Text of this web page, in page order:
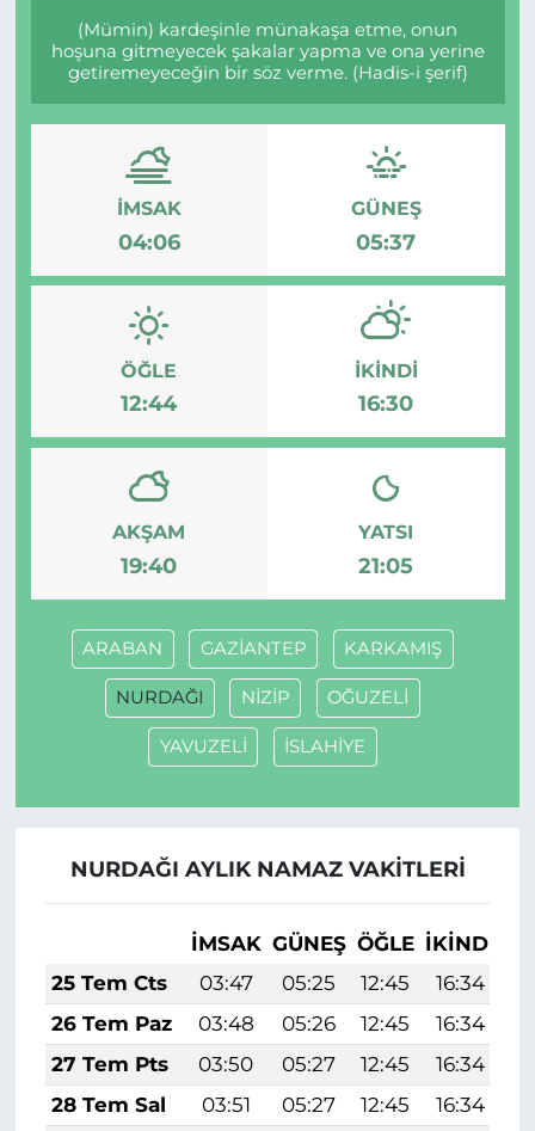
(Mümin) kardeşinle münakaşa etme, onun
hoşuna gitmeyecek şakalar yapma ve ona yerine
getiremeyeceğin bir söz verme. (Hadis-i şerif)
İMSAK
04:06
GÜNEŞ
05:37
ÖĞLE
12:44
İKINDI
16:30
AKŞAM
19:40
YATSI
21:05
ARABAN GAZİANTEP KARKAMIŞ
NURDAĞI NİZİP OĞUZELİ
YAVUZELİ İSLAHİYE
NURDAĞI AYLIK NAMAZ VAKITLERI
İMSAK GÜNEŞ ÖĞLE İKINDI
25 Tem Cts
03:47 05:25 12:45 16:34
26 Tem Paz
03:48 05:26 12:45 16:34
27 Tem Pts
03:50 05:27 12:45 16:34
28 Tem Sal
03:51 05:27 12:45 16:34